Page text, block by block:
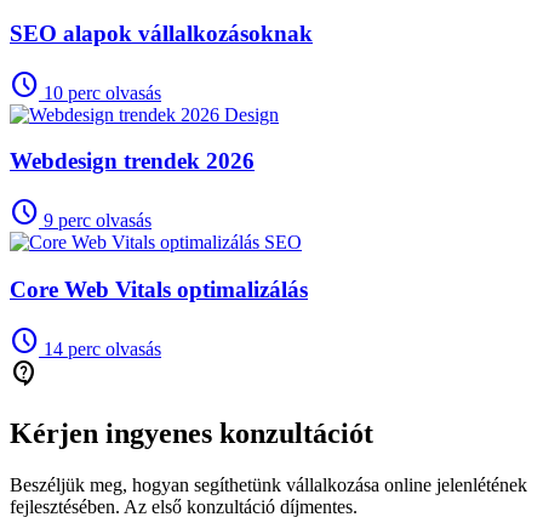
SEO alapok vállalkozásoknak
schedule 10 perc olvasás
Design
Webdesign trendek 2026
schedule 9 perc olvasás
SEO
Core Web Vitals optimalizálás
schedule 14 perc olvasás
contact_support
Kérjen ingyenes konzultációt
Beszéljük meg, hogyan segíthetünk vállalkozása online jelenlétének
fejlesztésében. Az első konzultáció díjmentes.